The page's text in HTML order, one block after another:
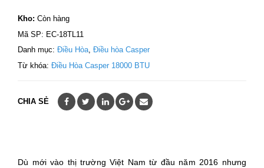
Kho: Còn hàng
Mã SP: EC-18TL11
Danh mục: Điều Hòa, Điều hòa Casper
Từ khóa: Điều Hòa Casper 18000 BTU
CHIA SẺ
Dù mới vào thị trường Việt Nam từ đầu năm 2016 nhưng